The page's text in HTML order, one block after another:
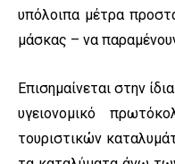
υπόλοιπα μέτρα
μάσκας – να
Επισημαίνεται στην
υγειονομικό
τουριστικών